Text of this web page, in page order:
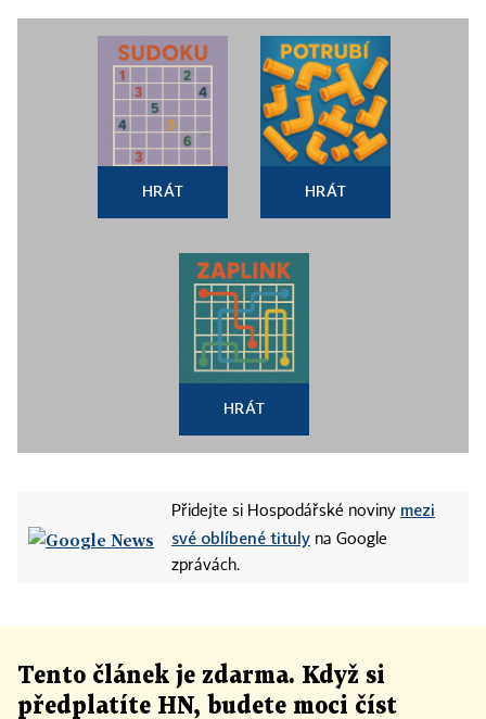
HRÁT HRÁT
HRÁT
Přidejte si Hospodářské noviny mezi
své oblíbené tituly na Google
zprávách.
Tento článek je zdarma. Když si
předplatíte HN, budete moci číst